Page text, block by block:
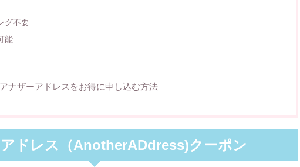
グ不要
能
アナザーアドレスをお得に申し込む方法
ドレス（AnotherADdress)クーポン